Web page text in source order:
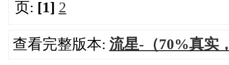
页: [1] 2
查看完整版本: 流星-（70%真实